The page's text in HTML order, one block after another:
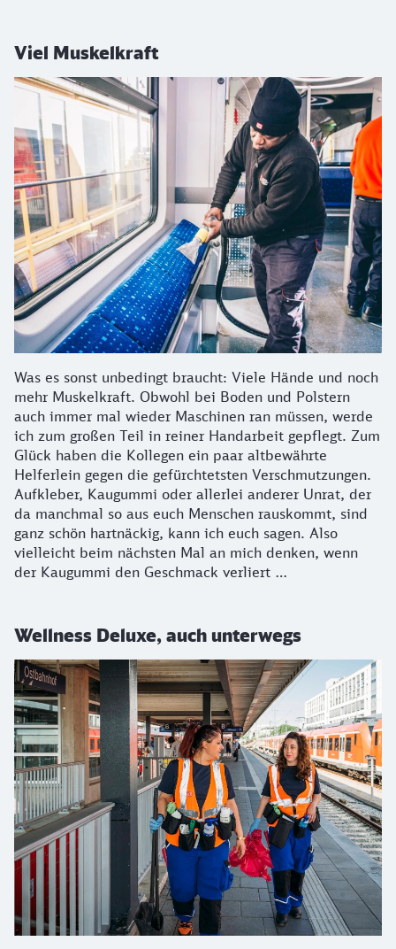
Viel Muskelkraft
Was es sonst unbedingt braucht: Viele Hände und noch
mehr Muskelkraft. Obwohl bei Boden und Polstern
auch immer mal wieder Maschinen ran müssen, werde
ich zum großen Teil in reiner Handarbeit gepflegt. Zum
Glück haben die Kollegen ein paar altbewährte
Helferlein gegen die gefürchtetsten Verschmutzungen.
Aufkleber, Kaugummi oder allerlei anderer Unrat, der
da manchmal so aus euch Menschen rauskommt, sind
ganz schön hartnäckig, kann ich euch sagen. Also
vielleicht beim nächsten Mal an mich denken, wenn
der Kaugummi den Geschmack verliert …
Wellness Deluxe, auch unterwegs